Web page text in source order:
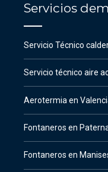
Servicios
Servicio Técnico
Servicio técnico aire
Aerotermia en
Fontaneros en
Fontaneros en